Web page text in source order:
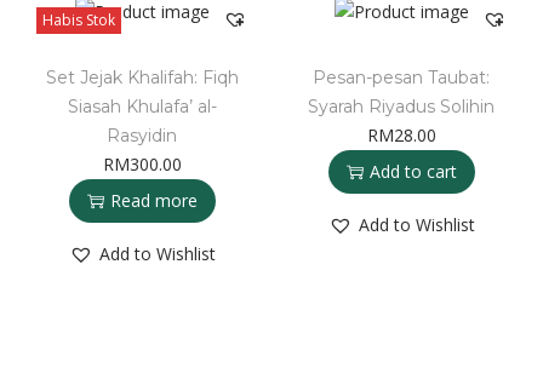
Habis Stok
Set Jejak Khalifah: Fiqh
Siasah Khulafa’ al-
Rasyidin
RM300.00
Read more
Add to Wishlist
Pesan-pesan Taubat:
Syarah Riyadus Solihin
RM28.00
Add to cart
Add to Wishlist